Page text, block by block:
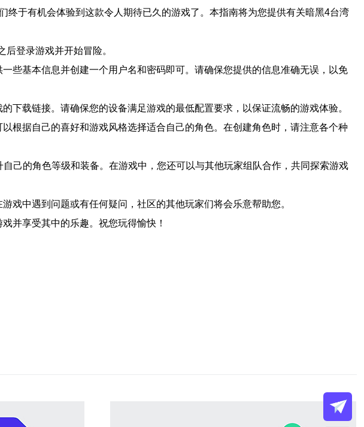
于有机会体验到这款令人期待已久的游戏了。本指南将为您提供有关暗黑4台湾
登录游戏并开始冒险。
些基本信息并创建一个用户名和密码即可。请确保您提供的信息准确无误，以免
载链接。请确保您的设备满足游戏的最低配置要求，以保证流畅的游戏体验。
根据自己的喜好和游戏风格选择适合自己的角色。在创建角色时，请注意各个种
己的角色等级和装备。在游戏中，您还可以与其他玩家组队合作，共同探索游戏
戏中遇到问题或有任何疑问，社区的其他玩家们将会乐意帮助您。
并享受其中的乐趣。祝您玩得愉快！